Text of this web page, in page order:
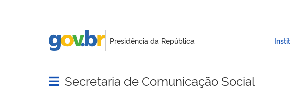
Abrir menu principal de navegação
Secretaria de Comunicação Social